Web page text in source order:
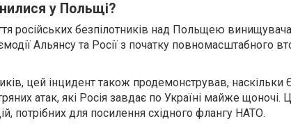
у Польщі?
російських безпілотників над Польщею
Альянсу та Росії з початку повномасштабного
цей інцидент також продемонстрував, наскільки
атак, які Росія завдає по Україні майже щоночі.
потрібних для посилення східного флангу НАТО.